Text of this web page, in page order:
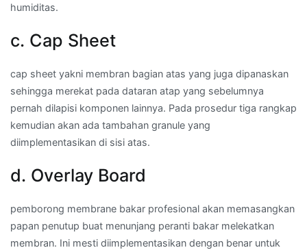
humiditas.
c. Cap Sheet
cap sheet yakni membran bagian atas yang juga dipanaskan
sehingga merekat pada dataran atap yang sebelumnya
pernah dilapisi komponen lainnya. Pada prosedur tiga rangkap
kemudian akan ada tambahan granule yang
diimplementasikan di sisi atas.
d. Overlay Board
pemborong membrane bakar profesional akan memasangkan
papan penutup buat menunjang peranti bakar melekatkan
membran. Ini mesti diimplementasikan dengan benar untuk